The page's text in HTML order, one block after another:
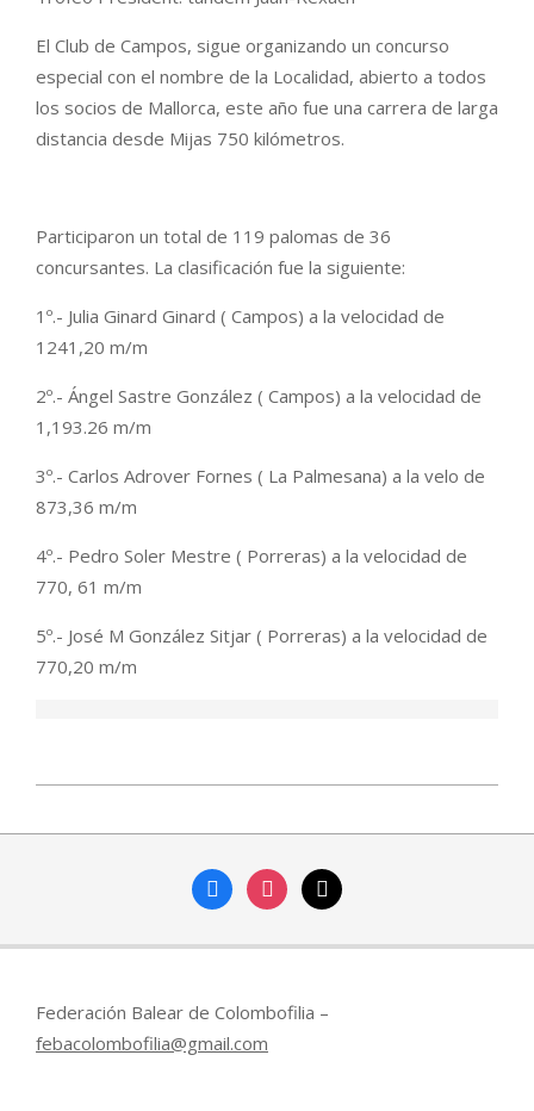
El Club de Campos, sigue organizando un concurso
especial con el nombre de la Localidad, abierto a todos
los socios de Mallorca, este año fue una carrera de larga
distancia desde Mijas 750 kilómetros.
Participaron un total de 119 palomas de 36
concursantes. La clasificación fue la siguiente:
1º.- Julia Ginard Ginard ( Campos) a la velocidad de
1241,20 m/m
2º.- Ángel Sastre González ( Campos) a la velocidad de
1,193.26 m/m
3º.- Carlos Adrover Fornes ( La Palmesana) a la velo de
873,36 m/m
4º.- Pedro Soler Mestre ( Porreras) a la velocidad de
770, 61 m/m
5º.- José M González Sitjar ( Porreras) a la velocidad de
770,20 m/m
06-
facebookinstagram
mail
Federación Balear de Colombofilia –
febacolombofilia@gmail.com